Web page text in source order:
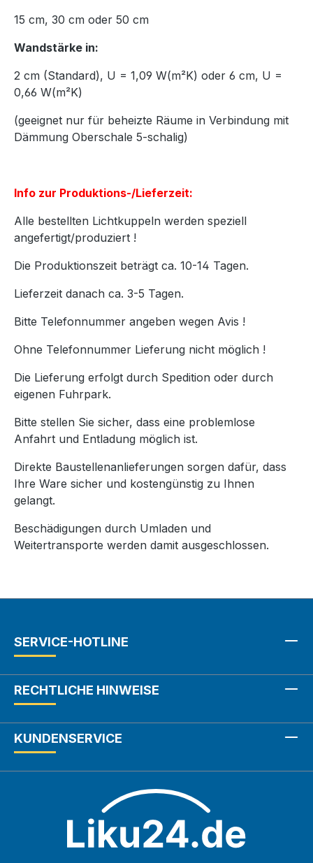
15 cm, 30 cm oder 50 cm
Wandstärke in:
2 cm (Standard), U = 1,09 W(m²K) oder 6 cm, U =
0,66 W(m²K)
(geeignet nur für beheizte Räume in Verbindung mit
Dämmung Oberschale 5-schalig)
Info zur Produktions-/Lieferzeit:
Alle bestellten Lichtkuppeln werden speziell
angefertigt/produziert !
Die Produktionszeit beträgt ca. 10-14 Tagen.
Lieferzeit danach ca. 3-5 Tagen.
Bitte Telefonnummer angeben wegen Avis !
Ohne Telefonnummer Lieferung nicht möglich !
Die Lieferung erfolgt durch Spedition oder durch
eigenen Fuhrpark.
Bitte stellen Sie sicher, dass eine problemlose
Anfahrt und Entladung möglich ist.
Direkte Baustellenanlieferungen sorgen dafür, dass
Ihre Ware sicher und kostengünstig zu Ihnen
gelangt.
Beschädigungen durch Umladen und
Weitertransporte werden damit ausgeschlossen.
SERVICE-HOTLINE
RECHTLICHE HINWEISE
KUNDENSERVICE